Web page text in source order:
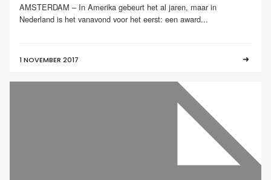
AMSTERDAM – In Amerika gebeurt het al jaren, maar in
Nederland is het vanavond voor het eerst: een award...
1 NOVEMBER 2017